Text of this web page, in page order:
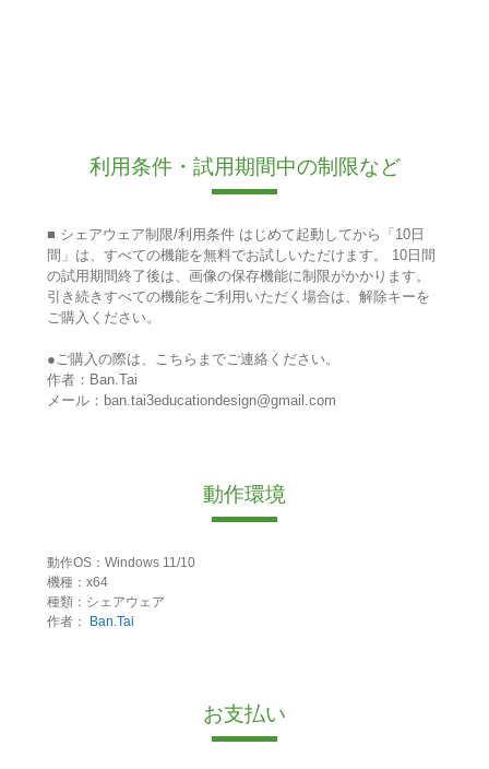
利用条件・試用期間中の制限など
■ シェアウェア制限/利用条件 はじめて起動してから「10日
間」は、すべての機能を無料でお試しいただけます。 10日間
の試用期間終了後は、画像の保存機能に制限がかかります。
引き続きすべての機能をご利用いただく場合は、解除キーを
ご購入ください。
●ご購入の際は、こちらまでご連絡ください。
作者：Ban.Tai
メール：ban.tai3educationdesign@gmail.com
動作環境
動作OS：Windows 11/10
機種：x64
種類：シェアウェア
作者：
Ban.Tai
お支払い